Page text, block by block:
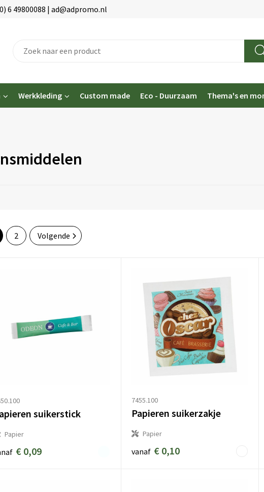
6 49800088 | ad@adpromo.nl
Werkkleding Custom made Eco - Duurzaam Thema's en
2 Volgende
suikerstick
Papier
€ 0,09
7455.100
Papieren suikerzakje
Papier
vanaf € 0,10